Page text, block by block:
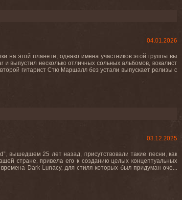
04.01.2026
на этой планете, однако имена участников этой группы вы
несколько отличных сольных альбомов, вокалист
гитарист Стю Маршалл без устали выпускает релизы с
03.12.2025
вышедшем 25 лет назад, присутствовали такие песни, как
стране, привела его к созданию целых концептуальных
Dark Lunacy, для стиля которых был придуман оче...